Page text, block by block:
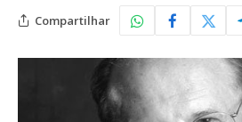
Compartilhar